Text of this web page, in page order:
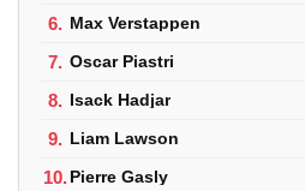
6. Max Verstappen
7. Oscar Piastri
8. Isack Hadjar
9. Liam Lawson
10.Pierre Gasly